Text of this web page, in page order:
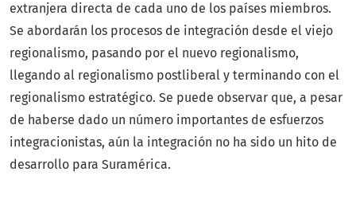
extranjera directa de cada uno de los países miembros.
Se abordarán los procesos de integración desde el viejo
regionalismo, pasando por el nuevo regionalismo,
llegando al regionalismo postliberal y terminando con el
regionalismo estratégico. Se puede observar que, a pesar
de haberse dado un número importantes de esfuerzos
integracionistas, aún la integración no ha sido un hito de
desarrollo para Suramérica.